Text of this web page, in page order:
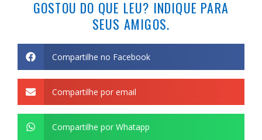
GOSTOU DO QUE LEU? INDIQUE PARA
SEUS AMIGOS.
Compartilhe no Facebook
Compartilhe por email
Compartilhe por Whatapp